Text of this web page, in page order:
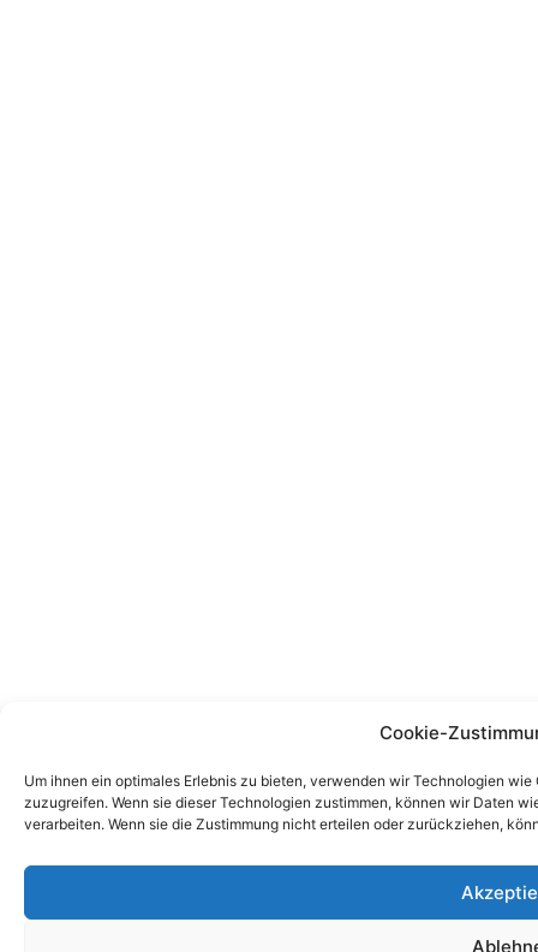
Cookie-
Um ihnen ein optimales Erlebnis zu bieten, verwenden wir Technologien
zuzugreifen. Wenn sie dieser Technologien zustimmen, können wir Daten
verarbeiten. Wenn sie die Zustimmung nicht erteilen oder zurückziehen,